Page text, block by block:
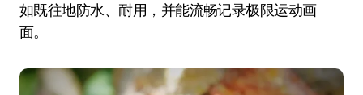
如既往地防水、耐用，并能流畅记录极限运动画
面。